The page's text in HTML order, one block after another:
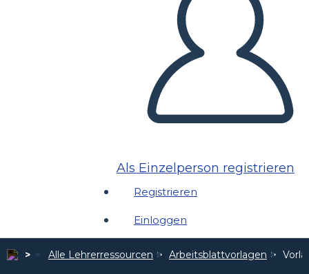
Als Einzelperson registrieren
Registrieren
Einloggen
Alle Lehrerressourcen Arbeitsblattvorlagen